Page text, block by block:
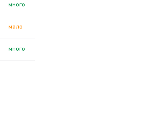
много
мало
много